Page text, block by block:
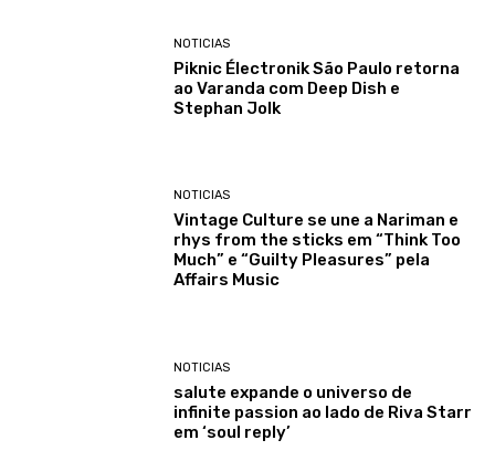
NOTICIAS
Piknic Électronik São Paulo retorna
ao Varanda com Deep Dish e
Stephan Jolk
NOTICIAS
Vintage Culture se une a Nariman e
rhys from the sticks em “Think Too
Much” e “Guilty Pleasures” pela
Affairs Music
NOTICIAS
salute expande o universo de
infinite passion ao lado de Riva Starr
em ‘soul reply’